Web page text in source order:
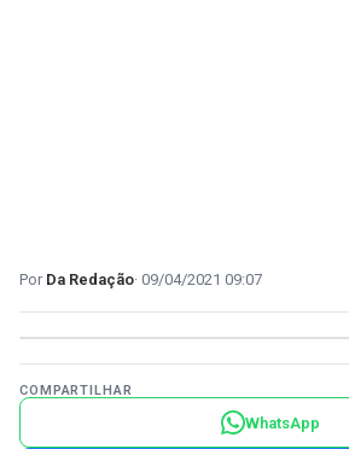
Da Redação 09/04/2021 09:07
COMPARTILHAR
WhatsApp